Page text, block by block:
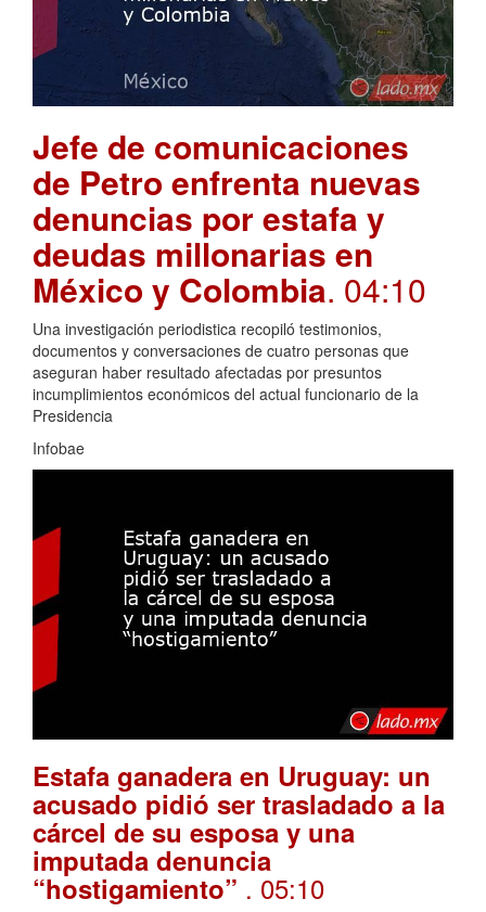
Jefe de comunicaciones
de Petro enfrenta nuevas
denuncias por estafa y
deudas millonarias en
México y Colombia. 04:10
Una investigación periodistica recopiló testimonios,
documentos y conversaciones de cuatro personas que
aseguran haber resultado afectadas por presuntos
incumplimientos económicos del actual funcionario de la
Presidencia
Infobae
Estafa ganadera en Uruguay: un
acusado pidió ser trasladado a la
cárcel de su esposa y una
imputada denuncia
“hostigamiento” . 05:10